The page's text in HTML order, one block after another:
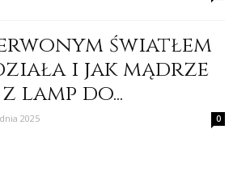
światłem
i jak mądrze
lamp do...
2025 0